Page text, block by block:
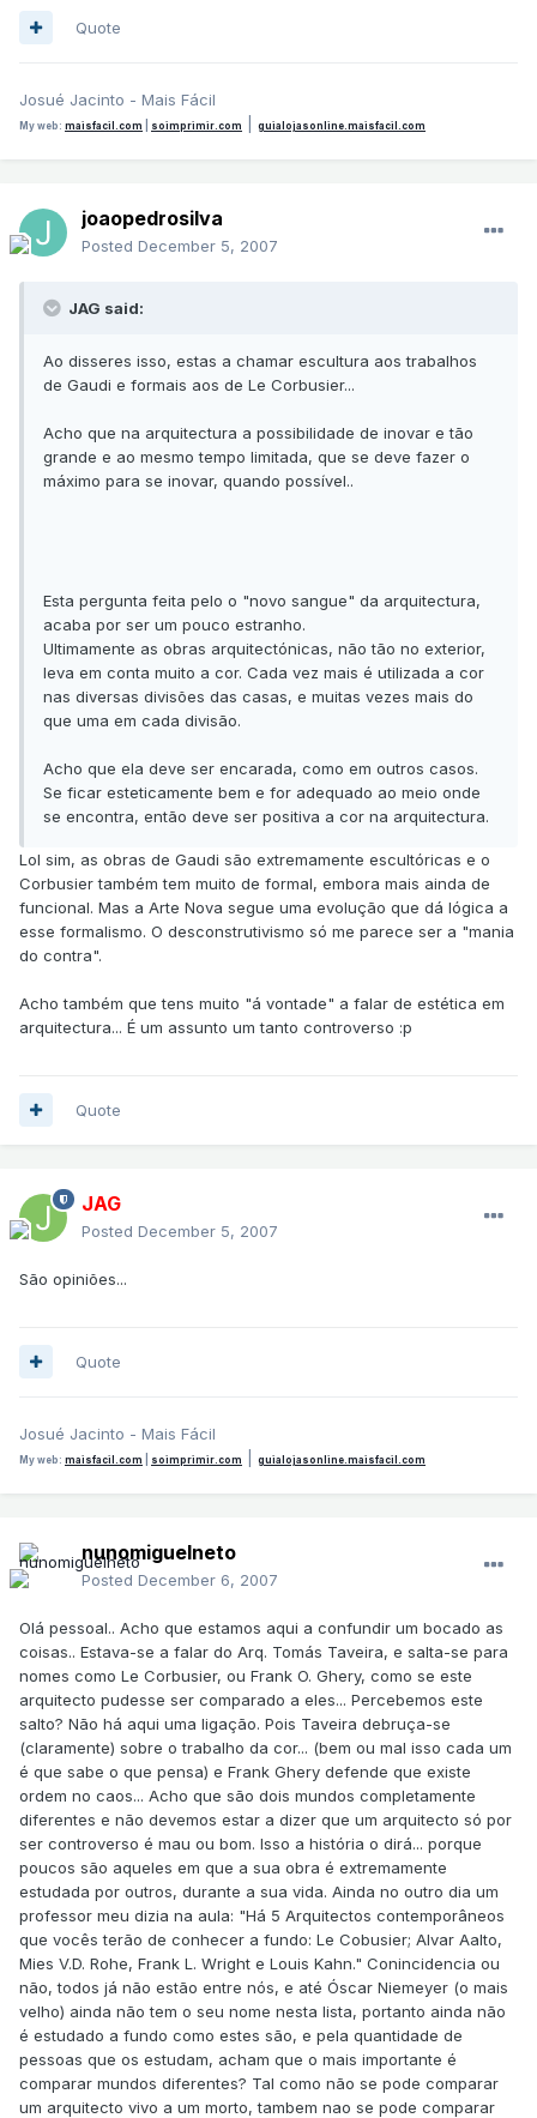
Quote
Josué Jacinto - Mais Fácil
My web: maisfacil.com soimprimir.com guialojasonline.maisfacil.com
joaopedrosilva
Posted December 5, 2007
JAG said:
Ao disseres isso, estas a chamar escultura aos trabalhos
de Gaudi e formais aos de Le Corbusier...
Acho que na arquitectura a possibilidade de inovar e tão
grande e ao mesmo tempo limitada, que se deve fazer o
máximo para se inovar, quando possível..
Esta pergunta feita pelo o "novo sangue" da arquitectura,
acaba por ser um pouco estranho.
Ultimamente as obras arquitectónicas, não tão no exterior,
leva em conta muito a cor. Cada vez mais é utilizada a cor
nas diversas divisões das casas, e muitas vezes mais do
que uma em cada divisão.
Acho que ela deve ser encarada, como em outros casos.
Se ficar esteticamente bem e for adequado ao meio onde
se encontra, então deve ser positiva a cor na arquitectura.
Lol sim, as obras de Gaudi são extremamente escultóricas e o
Corbusier também tem muito de formal, embora mais ainda de
funcional. Mas a Arte Nova segue uma evolução que dá lógica a
esse formalismo. O desconstrutivismo só me parece ser a "mania
do contra".
Acho também que tens muito "á vontade" a falar de estética em
arquitectura... É um assunto um tanto controverso :p
Quote
JAG
Posted December 5, 2007
São opiniões...
Quote
Josué Jacinto - Mais Fácil
My web: maisfacil.com soimprimir.com guialojasonline.maisfacil.com
nunomiguelneto
Posted December 6, 2007
Olá pessoal.. Acho que estamos aqui a confundir um bocado as
coisas.. Estava-se a falar do Arq. Tomás Taveira, e salta-se para
nomes como Le Corbusier, ou Frank O. Ghery, como se este
arquitecto pudesse ser comparado a eles... Percebemos este
salto? Não há aqui uma ligação. Pois Taveira debruça-se
(claramente) sobre o trabalho da cor... (bem ou mal isso cada um
é que sabe o que pensa) e Frank Ghery defende que existe
ordem no caos... Acho que são dois mundos completamente
diferentes e não devemos estar a dizer que um arquitecto só por
ser controverso é mau ou bom. Isso a história o dirá... porque
poucos são aqueles em que a sua obra é extremamente
estudada por outros, durante a sua vida. Ainda no outro dia um
professor meu dizia na aula: "Há 5 Arquitectos contemporâneos
que vocês terão de conhecer a fundo: Le Cobusier; Alvar Aalto,
Mies V.D. Rohe, Frank L. Wright e Louis Kahn." Conincidencia ou
não, todos já não estão entre nós, e até Óscar Niemeyer (o mais
velho) ainda não tem o seu nome nesta lista, portanto ainda não
é estudado a fundo como estes são, e pela quantidade de
pessoas que os estudam, acham que o mais importante é
comparar mundos diferentes? Tal como não se pode comparar
um arquitecto vivo a um morto, tambem nao se pode comparar